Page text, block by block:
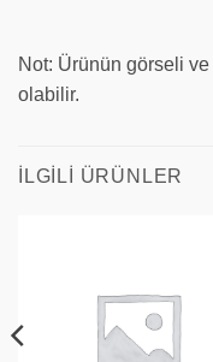
Not: Ürünün görseli ve
olabilir.
İLGILI ÜRÜNLER